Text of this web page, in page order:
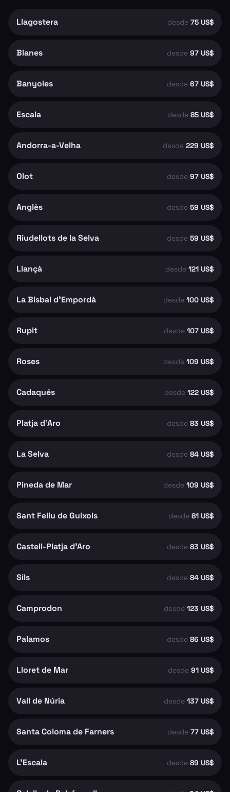
Llagostera desde 75 US$
Blanes desde 97 US$
Banyoles desde 67 US$
Escala desde 85 US$
Andorra-a-Velha desde 229 US$
Olot desde 97 US$
Anglès desde 59 US$
Riudellots de la Selva desde 59 US$
Llançà desde 121 US$
La Bisbal d'Empordà desde 100 US$
Rupit desde 107 US$
Roses desde 109 US$
Cadaqués desde 122 US$
Platja d'Aro desde 83 US$
La Selva desde 84 US$
Pineda de Mar desde 109 US$
Sant Feliu de Guíxols desde 81 US$
Castell-Platja d'Aro desde 83 US$
Sils desde 84 US$
Camprodon desde 123 US$
Palamos desde 86 US$
Lloret de Mar desde 91 US$
Vall de Núria desde 137 US$
Santa Coloma de Farners desde 77 US$
L'Escala desde 89 US$